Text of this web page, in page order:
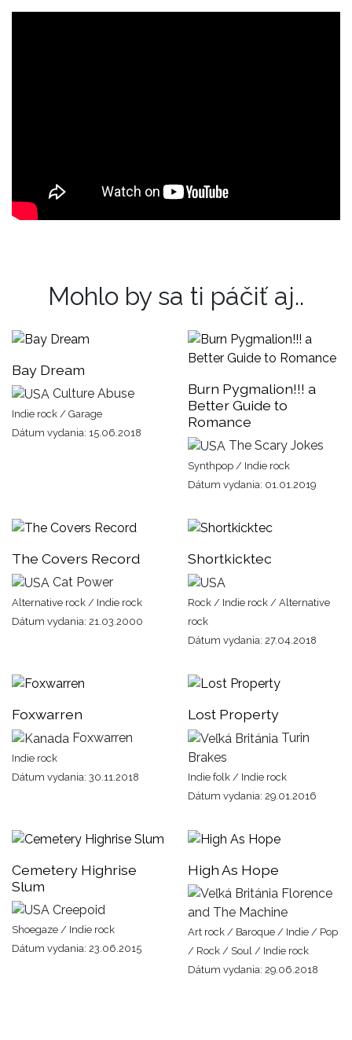
Mohlo by sa ti páčiť aj..
Bay Dream
Culture Abuse
Indie rock / Garage
Dátum vydania: 15.06.2018
Burn Pygmalion!!! a
Better Guide to
Romance
The Scary Jokes
Synthpop / Indie rock
Dátum vydania: 01.01.2019
The Covers Record
Cat Power
Alternative rock / Indie rock
Dátum vydania: 21.03.2000
Shortkicktec
Rock / Indie rock / Alternative
rock
Dátum vydania: 27.04.2018
Foxwarren
Foxwarren
Indie rock
Dátum vydania: 30.11.2018
Lost Property
Turin
Brakes
Indie folk / Indie rock
Dátum vydania: 29.01.2016
Cemetery Highrise
Slum
Creepoid
Shoegaze / Indie rock
Dátum vydania: 23.06.2015
High As Hope
Florence
and The Machine
Art rock / Baroque / Indie / Pop
/ Rock / Soul / Indie rock
Dátum vydania: 29.06.2018